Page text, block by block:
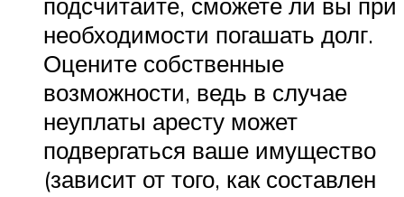
необходимости погашать долг.
Оцените собственные
возможности, ведь в случае
неуплаты аресту может
подвергаться ваше имущество
(зависит от того, как составлен